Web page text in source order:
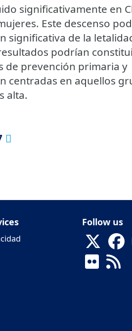
significativamente en
Este descenso
significativa de la
podrían
de prevención primaria y
centradas en aquellos
alta.
Follow us